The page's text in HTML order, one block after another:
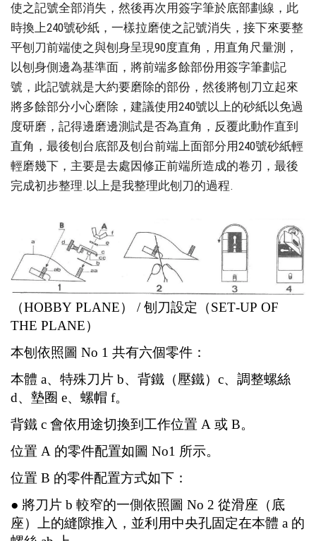
使之記號全部消失，然後再次用簽字筆於底部劃線，此
時換上240號砂紙，一樣拉磨使之記號消失，接下來要整
平刨刀前端使之與刨身呈現90度直角，用直角尺量測，
以刨身側邊為基準面，將前端多餘部份用簽字筆劃記
號，此記號就是大約要磨除的部份，然後將刨刀立起來
將多餘部分小心磨除，建議使用240號以上的砂紙以免過
度研磨，記得邊磨邊測試是否為直角，反覆此動作直到
直角，最後刨台底部及刨台前端上面部分用240號砂紙輕
輕磨幾下，主要是去處因修正前端所造成的卷刃，最後
完成初步整理.以上是我整理此刨刀的過程.
（HOBBY PLANE） / 刨刀設定（SET-UP OF
THE PLANE）
本刨依照圖 No 1 共有六個零件：
本體 a、特殊刀片 b、背鐵（壓鐵）c、調整螺絲
d、墊圈 e、螺帽 f。
背鐵 c 會依用途切換到工作位置 A 或 B。
位置 A 的零件配置如圖 No1 所示。
位置 B 的零件配置方式如下：
● 將刀片 b 較窄的一側依照圖 No 2 從滑座（底
座）上的縫隙推入，並利用中央孔固定在本體 a 的